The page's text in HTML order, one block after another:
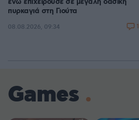
ενώ επιχειρούσε σε μεγάλη δασική
πυρκαγιά στη Γιούτα
08.08.2026, 09:34 1
Games